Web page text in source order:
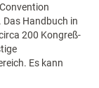
Handbuch in
200 Kongreß-
Es kann